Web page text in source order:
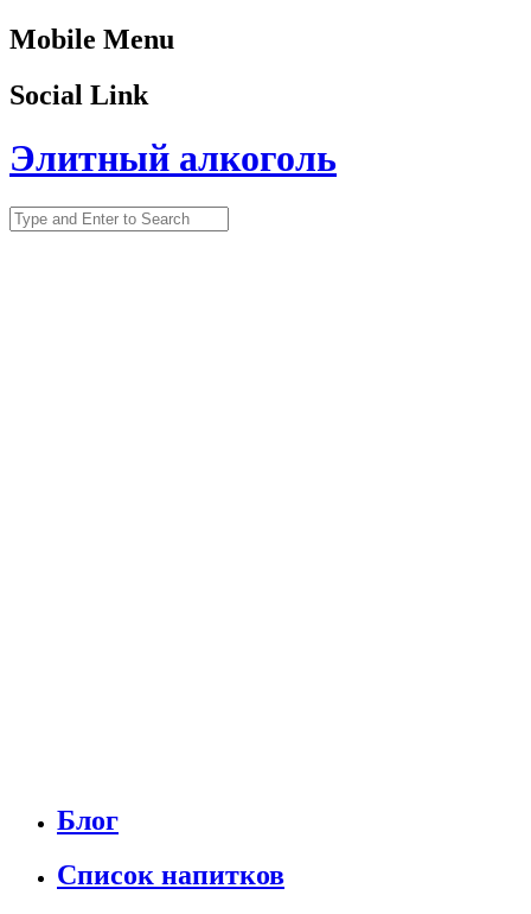
Mobile Menu
Social Link
Элитный алкоголь
Блог
Список напитков